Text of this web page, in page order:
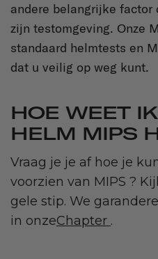
andere belangrijke factor
zijn testomgeving. Onze
standaard helmtests en
dat u veilig op weg kunt.
HOE WEET
HELM MIPS
Vraag je je af hoe je
voorzien van MIPS ?
gele stip. We
in onzeChapter .